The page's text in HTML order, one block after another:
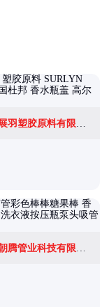
东莞市展羽塑胶原料有限公司